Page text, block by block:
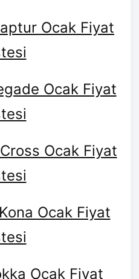
Ocak Fiyat
Ocak Fiyat
Ocak Fiyat
Ocak Fiyat
Ocak Fiyat